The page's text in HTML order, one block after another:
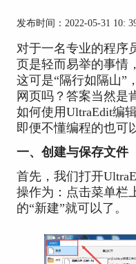
发布时间：2022-05-31 10:
对于一名专业的程序
页是轻而易举的事情
这可是“隔行如隔山”
网页吗？答案当然是
如何使用UltraEdit编
即便不懂编程的也可
一、创建与保存文件
首先，我们打开
操作为：点击菜单栏
的“新建”就可以了。